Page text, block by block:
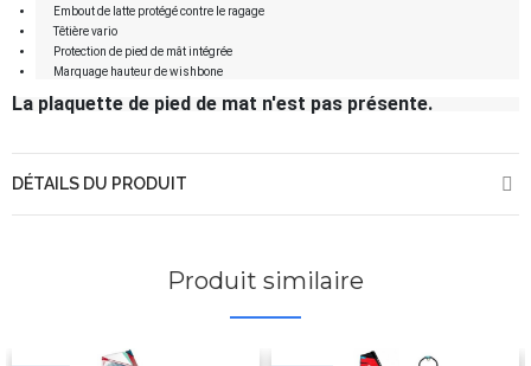
Embout de latte protégé contre le ragage
Têtière vario
Protection de pied de mât intégrée
Marquage hauteur de wishbone
La plaquette de pied de mat n'est pas présente.
DÉTAILS DU PRODUIT
Produit similaire